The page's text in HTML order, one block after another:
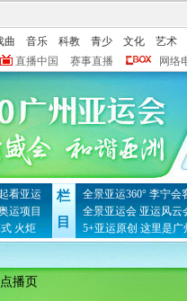
曲 音乐 科教 青少 文化
艺术
直播中国 赛事直播 网络
看亚运
运项目
火炬
栏
目
全景亚运360° 李宁会
全景亚运会 亚运风云
5+亚运原创 这里是广
播页